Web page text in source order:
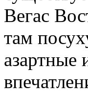
Вегас
там
азартные